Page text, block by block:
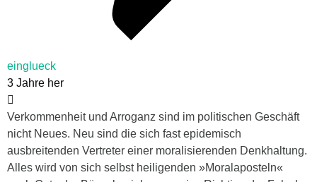
einglueck
3 Jahre her
Verkommenheit und Arroganz sind im politischen Geschäft
nicht Neues. Neu sind die sich fast epidemisch
ausbreitenden Vertreter einer moralisierenden Denkhaltung.
Alles wird von sich selbst heiligenden »Moralaposteln«